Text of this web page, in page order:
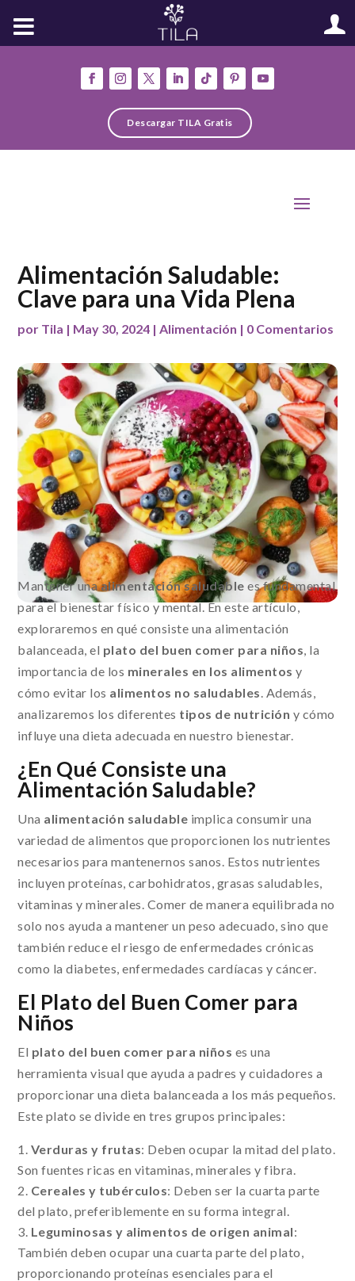
Descargar TILA Gratis
Alimentación Saludable:
Clave para una Vida Plena
por Tila | May 30, 2024 |Alimentación | 0 Comentarios
Mantener unaalimentación saludable es fundamental
para el bienestar físico y mental. En este artículo,
exploraremos en qué consiste una alimentación
balanceada, el plato del buen comer para niños, la
importancia de los minerales en los alimentos y
cómo evitar los alimentos no saludables. Además,
analizaremos los diferentes tipos de nutrición y cómo
influye una dieta adecuada en nuestro bienestar.
¿En Qué Consiste una
Alimentación Saludable?
Una alimentación saludable implica consumir una
variedad de alimentos que proporcionen los nutrientes
necesarios para mantenernos sanos. Estos nutrientes
incluyen proteínas, carbohidratos, grasas saludables,
vitaminas y minerales. Comer de manera equilibrada no
solo nos ayuda a mantener un peso adecuado, sino que
también reduce el riesgo de enfermedades crónicas
como la diabetes, enfermedades cardíacas y cáncer.
El Plato del Buen Comer para
Niños
El plato del buen comer para niños es una
herramienta visual que ayuda a padres y cuidadores a
proporcionar una dieta balanceada a los más pequeños.
Este plato se divide en tres grupos principales:
Verduras y frutas: Deben ocupar la mitad del plato.
Son fuentes ricas en vitaminas, minerales y fibra.
Cereales y tubérculos: Deben ser la cuarta parte
del plato, preferiblemente en su forma integral.
Leguminosas y alimentos de origen animal:
También deben ocupar una cuarta parte del plato,
proporcionando proteínas esenciales para el